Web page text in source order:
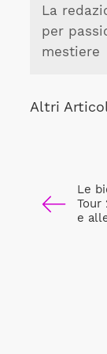
La
per
mestiere
Altri
Le
Tour
e